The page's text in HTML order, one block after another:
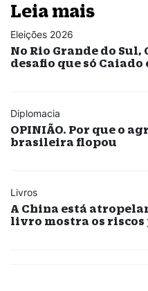
Leia mais
Eleições 2026
No Rio Grande do
desafio que só Caiado
Diplomacia
OPINIÃO. Por que o
brasileira flopou
Livros
A China está
livro mostra os riscos